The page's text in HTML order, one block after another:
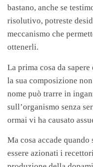
bastano, anche se
risolutivo, potreste
meccanismo che
ottenerli.
La prima cosa da
la sua composizione
nome può trarre in
sull’organismo senza
ormai vi ha causato
Ma cosa accade
essere azionati i